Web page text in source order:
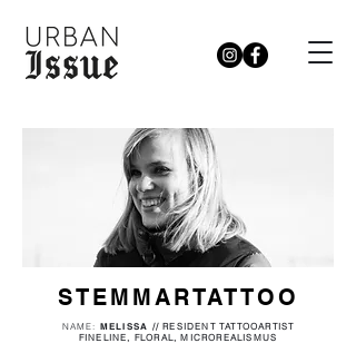
STEMMARTATTOO
NAME: MELISSA // RESIDENT TATTOOARTIST
FINELINE, FLORAL, MICROREALISMUS